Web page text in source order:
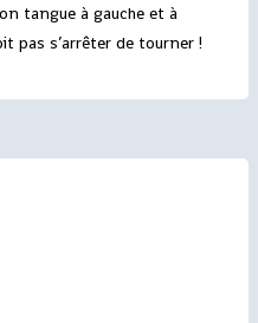
tangue à gauche et à
pas s’arrêter de tourner !